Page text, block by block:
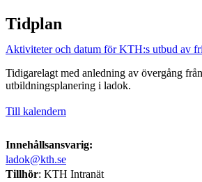
Tidplan
Aktiviteter och datum för KTH:s utbud av
Tidigarelagt med anledning av övergång
utbildningsplanering i ladok.
Till kalendern
Innehållsansvarig:
ladok@kth.se
Tillhör: KTH Intranät